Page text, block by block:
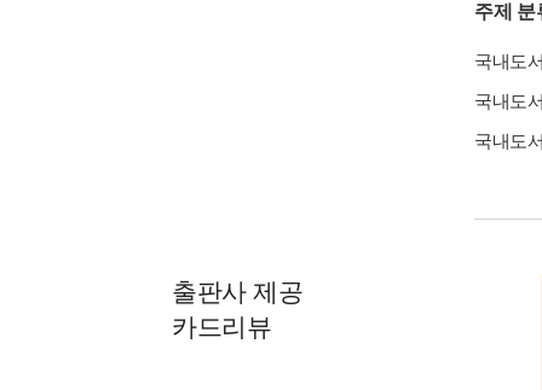
주제 분
국내도
국내도
국내도
출판사 제공
카드리뷰